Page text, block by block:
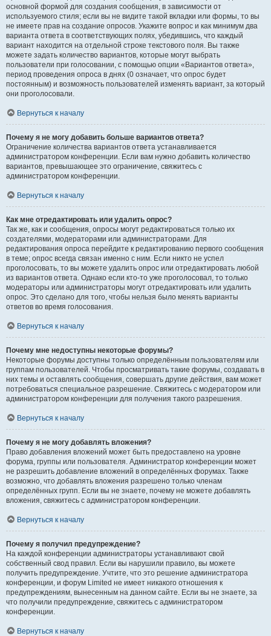
основной формой для создания сообщения, в зависимости от
используемого стиля; если вы не видите такой вкладки или формы, то вы
не имеете прав на создание опросов. Укажите вопрос и как минимум два
варианта ответа в соответствующих полях, убедившись, что каждый
вариант находится на отдельной строке текстового поля. Вы также
можете задать количество вариантов, которые могут выбрать
пользователи при голосовании, с помощью опции «Вариантов ответа»,
период проведения опроса в днях (0 означает, что опрос будет
постоянным) и возможность пользователей изменять вариант, за который
они проголосовали.
Вернуться к началу
Почему я не могу добавить больше вариантов ответа?
Ограничение количества вариантов ответа устанавливается
администратором конференции. Если вам нужно добавить количество
вариантов, превышающее это ограничение, свяжитесь с
администратором конференции.
Вернуться к началу
Как мне отредактировать или удалить опрос?
Так же, как и сообщения, опросы могут редактироваться только их
создателями, модераторами или администраторами. Для
редактирования опроса перейдите к редактированию первого сообщения
в теме; опрос всегда связан именно с ним. Если никто не успел
проголосовать, то вы можете удалить опрос или отредактировать любой
из вариантов ответа. Однако если кто-то уже проголосовал, то только
модераторы или администраторы могут отредактировать или удалить
опрос. Это сделано для того, чтобы нельзя было менять варианты
ответов во время голосования.
Вернуться к началу
Почему мне недоступны некоторые форумы?
Некоторые форумы доступны только определённым пользователям или
группам пользователей. Чтобы просматривать такие форумы, создавать в
них темы и оставлять сообщения, совершать другие действия, вам может
потребоваться специальное разрешение. Свяжитесь с модератором или
администратором конференции для получения такого разрешения.
Вернуться к началу
Почему я не могу добавлять вложения?
Право добавления вложений может быть предоставлено на уровне
форума, группы или пользователя. Администратор конференции может
не разрешить добавление вложений в определённых форумах. Также
возможно, что добавлять вложения разрешено только членам
определённых групп. Если вы не знаете, почему не можете добавлять
вложения, свяжитесь с администратором конференции.
Вернуться к началу
Почему я получил предупреждение?
На каждой конференции администраторы устанавливают свой
собственный свод правил. Если вы нарушили правило, вы можете
получить предупреждение. Учтите, что это решение администратора
конференции, и форум Limited не имеет никакого отношения к
предупреждениям, вынесенным на данном сайте. Если вы не знаете, за
что получили предупреждение, свяжитесь с администратором
конференции.
Вернуться к началу